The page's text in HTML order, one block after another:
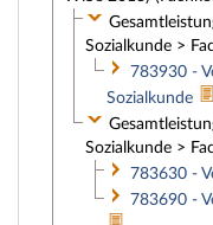
Sozialkunde >
783930 -
Sozialkunde
Sozialkunde >
783630 -
783690 -